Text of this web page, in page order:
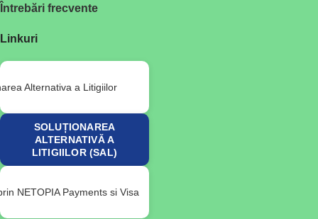
Întrebări frecvente
Linkuri
SOLUȚIONAREA
ALTERNATIVĂ A
LITIGIILOR (SAL)